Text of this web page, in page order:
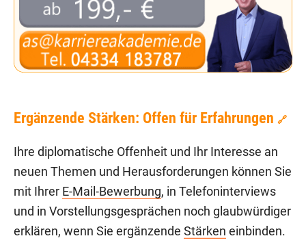
Ergänzende Stärken: Offen für Erfahrungen 🔗
Ihre diplomatische Offenheit und Ihr Interesse an
neuen Themen und Herausforderungen können Sie
mit Ihrer E-Mail-Bewerbung, in Telefoninterviews
und in Vorstellungsgesprächen noch glaubwürdiger
erklären, wenn Sie ergänzende Stärken einbinden.